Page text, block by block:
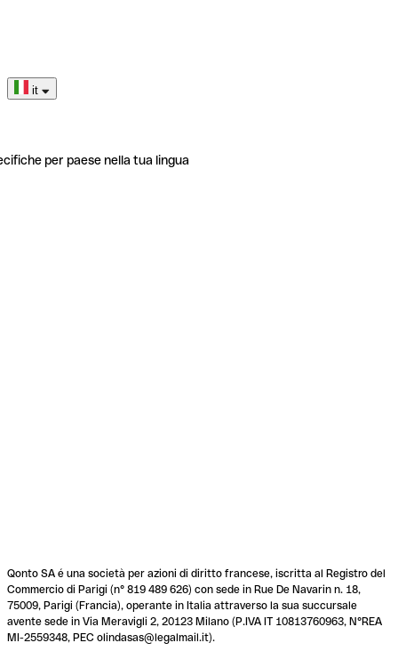
it
per paese nella tua lingua
Qonto SA é una società per azioni di diritto francese, iscritta al Registro del
Commercio di Parigi (n° 819 489 626) con sede in Rue De Navarin n. 18,
75009, Parigi (Francia), operante in Italia attraverso la sua succursale
avente sede in Via Meravigli 2, 20123 Milano (P.IVA IT 10813760963, N°REA
MI-2559348, PEC olindasas@legalmail.it).